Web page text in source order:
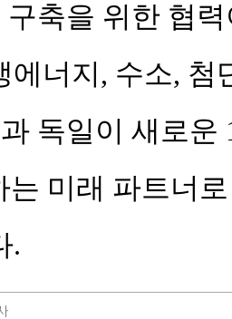
축을 위한 협
에너지, 수소,
독일이 새로운
는 미래 파트너
.